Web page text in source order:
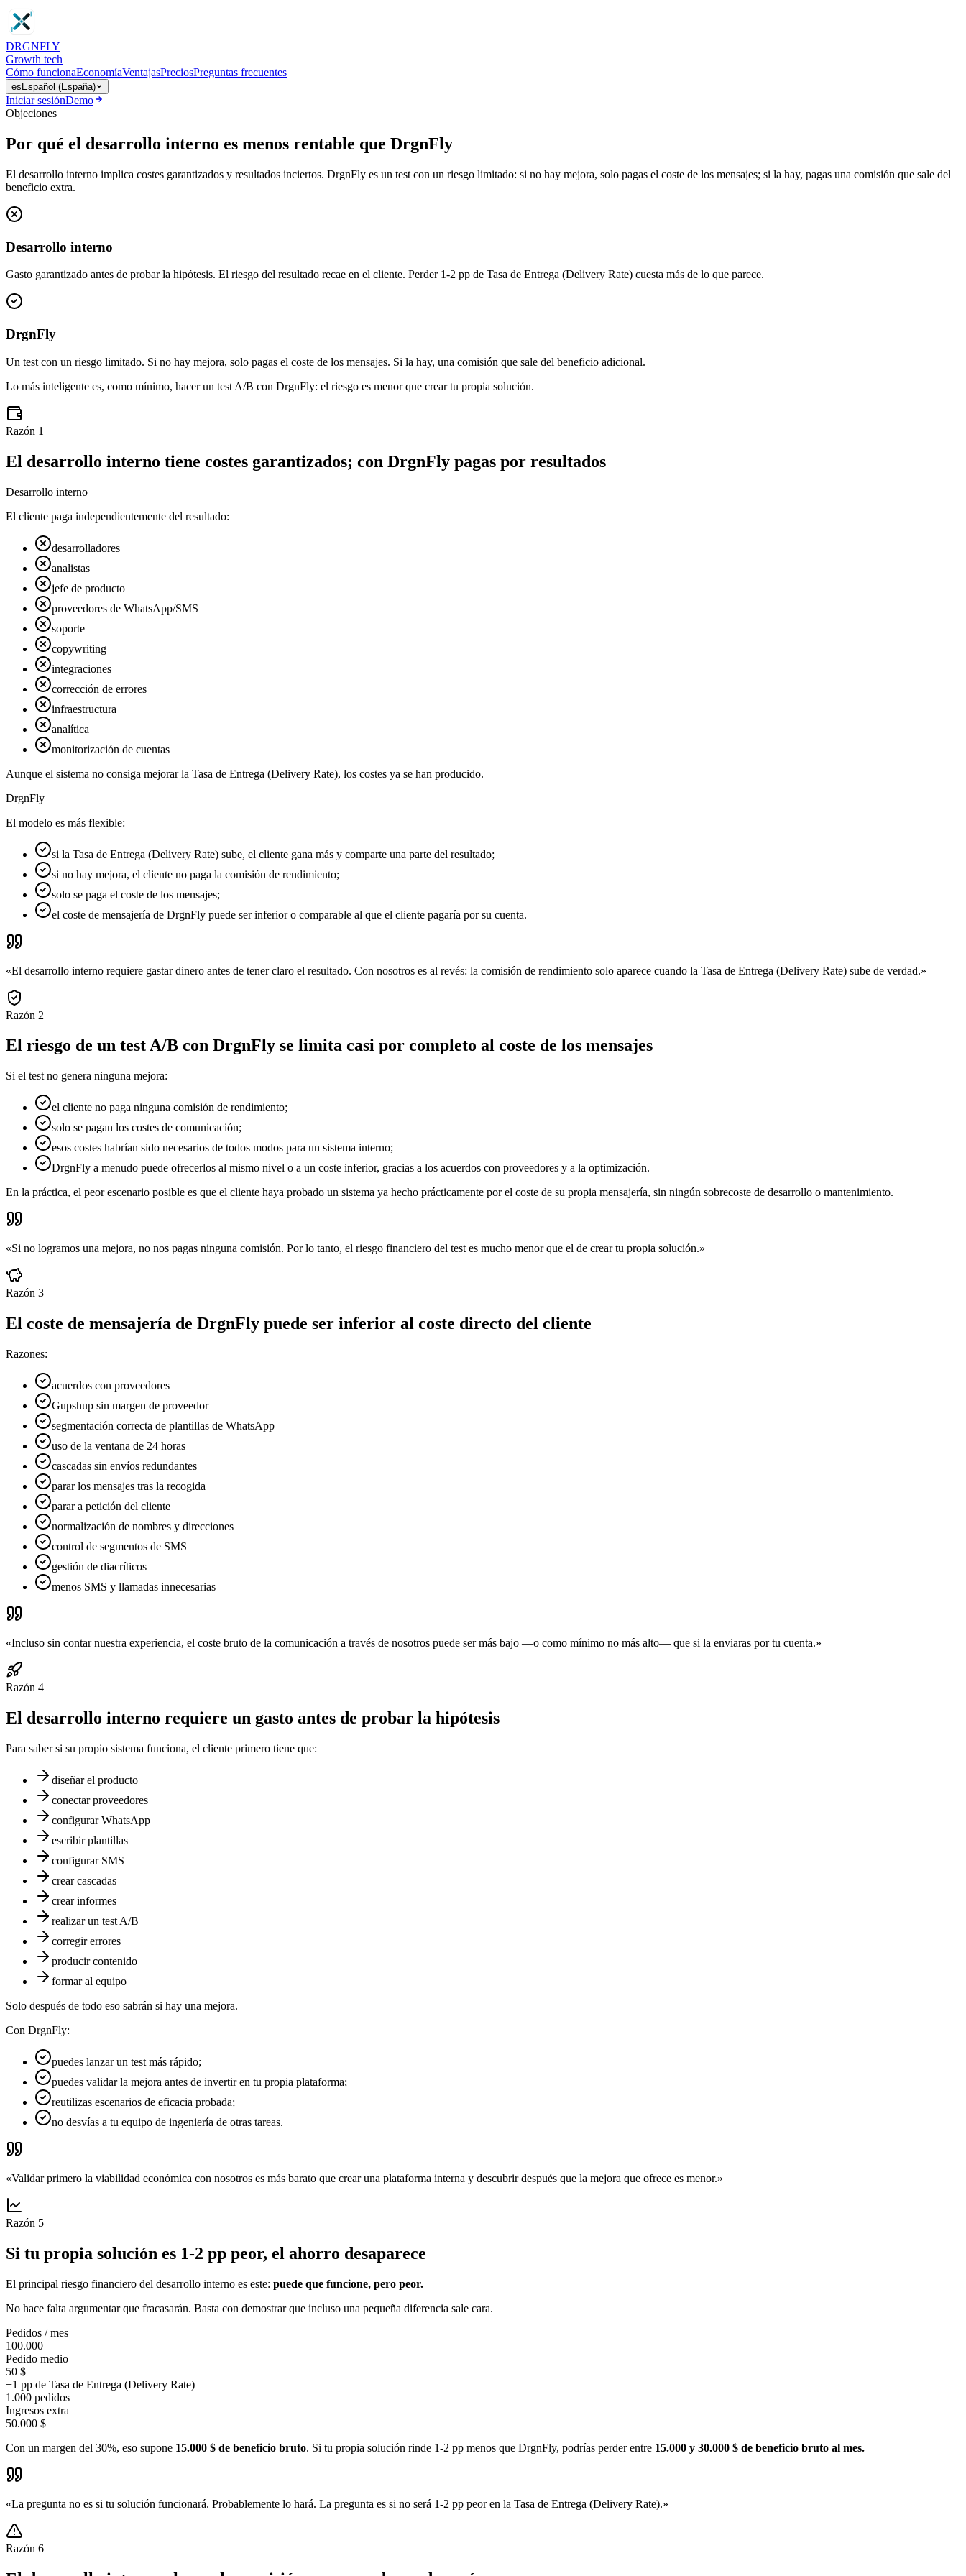
DRGNFLY
Growth tech
Cómo funcionaEconomíaVentajasPreciosPreguntas frecuentes
es Español (España)
Iniciar sesiónDemo
Objeciones
Por qué el desarrollo interno es menos rentable que DrgnFly
El desarrollo interno implica costes garantizados y resultados inciertos. DrgnFly es un test con un riesgo limitado: si no hay mejora, solo pagas el coste de los mensajes; si la hay, pagas una comisión que sale del
beneficio extra.
Desarrollo interno
Gasto garantizado antes de probar la hipótesis. El riesgo del resultado recae en el cliente. Perder 1-2 pp de Tasa de Entrega (Delivery Rate) cuesta más de lo que parece.
DrgnFly
Un test con un riesgo limitado. Si no hay mejora, solo pagas el coste de los mensajes. Si la hay, una comisión que sale del beneficio adicional.
Lo más inteligente es, como mínimo, hacer un test A/B con DrgnFly: el riesgo es menor que crear tu propia solución.
Razón 1
El desarrollo interno tiene costes garantizados; con DrgnFly pagas por resultados
Desarrollo interno
El cliente paga independientemente del resultado:
desarrolladores
analistas
jefe de producto
proveedores de WhatsApp/SMS
soporte
copywriting
integraciones
corrección de errores
infraestructura
analítica
monitorización de cuentas
Aunque el sistema no consiga mejorar la Tasa de Entrega (Delivery Rate), los costes ya se han producido.
DrgnFly
El modelo es más flexible:
si la Tasa de Entrega (Delivery Rate) sube, el cliente gana más y comparte una parte del resultado;
si no hay mejora, el cliente no paga la comisión de rendimiento;
solo se paga el coste de los mensajes;
el coste de mensajería de DrgnFly puede ser inferior o comparable al que el cliente pagaría por su cuenta.
«El desarrollo interno requiere gastar dinero antes de tener claro el resultado. Con nosotros es al revés: la comisión de rendimiento solo aparece cuando la Tasa de Entrega (Delivery Rate) sube de verdad.»
Razón 2
El riesgo de un test A/B con DrgnFly se limita casi por completo al coste de los mensajes
Si el test no genera ninguna mejora:
el cliente no paga ninguna comisión de rendimiento;
solo se pagan los costes de comunicación;
esos costes habrían sido necesarios de todos modos para un sistema interno;
DrgnFly a menudo puede ofrecerlos al mismo nivel o a un coste inferior, gracias a los acuerdos con proveedores y a la optimización.
En la práctica, el peor escenario posible es que el cliente haya probado un sistema ya hecho prácticamente por el coste de su propia mensajería, sin ningún sobrecoste de desarrollo o mantenimiento.
«Si no logramos una mejora, no nos pagas ninguna comisión. Por lo tanto, el riesgo financiero del test es mucho menor que el de crear tu propia solución.»
Razón 3
El coste de mensajería de DrgnFly puede ser inferior al coste directo del cliente
Razones:
acuerdos con proveedores
Gupshup sin margen de proveedor
segmentación correcta de plantillas de WhatsApp
uso de la ventana de 24 horas
cascadas sin envíos redundantes
parar los mensajes tras la recogida
parar a petición del cliente
normalización de nombres y direcciones
control de segmentos de SMS
gestión de diacríticos
menos SMS y llamadas innecesarias
«Incluso sin contar nuestra experiencia, el coste bruto de la comunicación a través de nosotros puede ser más bajo —o como mínimo no más alto— que si la enviaras por tu cuenta.»
Razón 4
El desarrollo interno requiere un gasto antes de probar la hipótesis
Para saber si su propio sistema funciona, el cliente primero tiene que:
diseñar el producto
conectar proveedores
configurar WhatsApp
escribir plantillas
configurar SMS
crear cascadas
crear informes
realizar un test A/B
corregir errores
producir contenido
formar al equipo
Solo después de todo eso sabrán si hay una mejora.
Con DrgnFly:
puedes lanzar un test más rápido;
puedes validar la mejora antes de invertir en tu propia plataforma;
reutilizas escenarios de eficacia probada;
no desvías a tu equipo de ingeniería de otras tareas.
«Validar primero la viabilidad económica con nosotros es más barato que crear una plataforma interna y descubrir después que la mejora que ofrece es menor.»
Razón 5
Si tu propia solución es 1-2 pp peor, el ahorro desaparece
El principal riesgo financiero del desarrollo interno es este: puede que funcione, pero peor.
No hace falta argumentar que fracasarán. Basta con demostrar que incluso una pequeña diferencia sale cara.
Pedidos / mes
100.000
Pedido medio
50 $
+1 pp de Tasa de Entrega (Delivery Rate)
1.000 pedidos
Ingresos extra
50.000 $
Con un margen del 30%, eso supone 15.000 $ de beneficio bruto. Si tu propia solución rinde 1-2 pp menos que DrgnFly, podrías perder entre 15.000 y 30.000 $ de beneficio bruto al mes.
«La pregunta no es si tu solución funcionará. Probablemente lo hará. La pregunta es si no será 1-2 pp peor en la Tasa de Entrega (Delivery Rate).»
Razón 6